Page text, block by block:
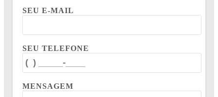
SEU E-MAIL
SEU TELEFONE
MENSAGEM